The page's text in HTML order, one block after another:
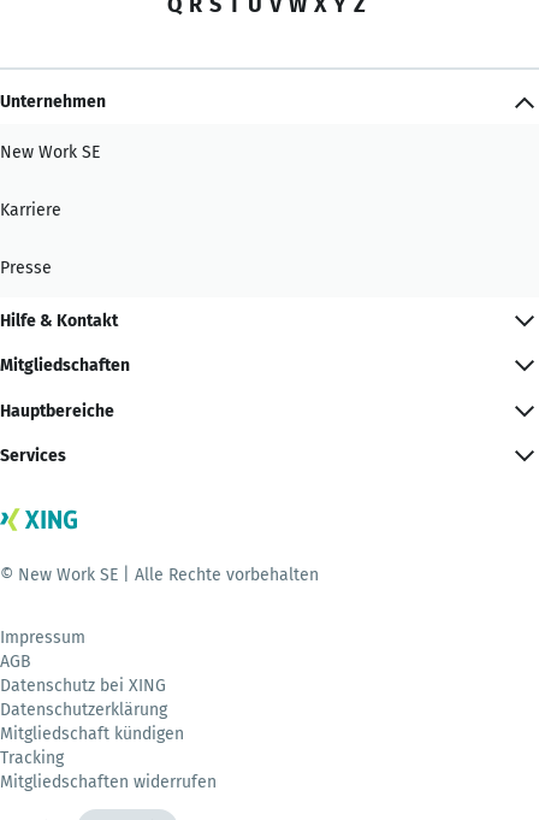
Unternehmen
New Work SE
Karriere
Presse
Hilfe & Kontakt
Mitgliedschaften
Hauptbereiche
Services
© New Work SE | Alle Rechte vorbehalten
Impressum
AGB
Datenschutz bei XING
Datenschutzerklärung
Mitgliedschaft kündigen
Tracking
Mitgliedschaften widerrufen